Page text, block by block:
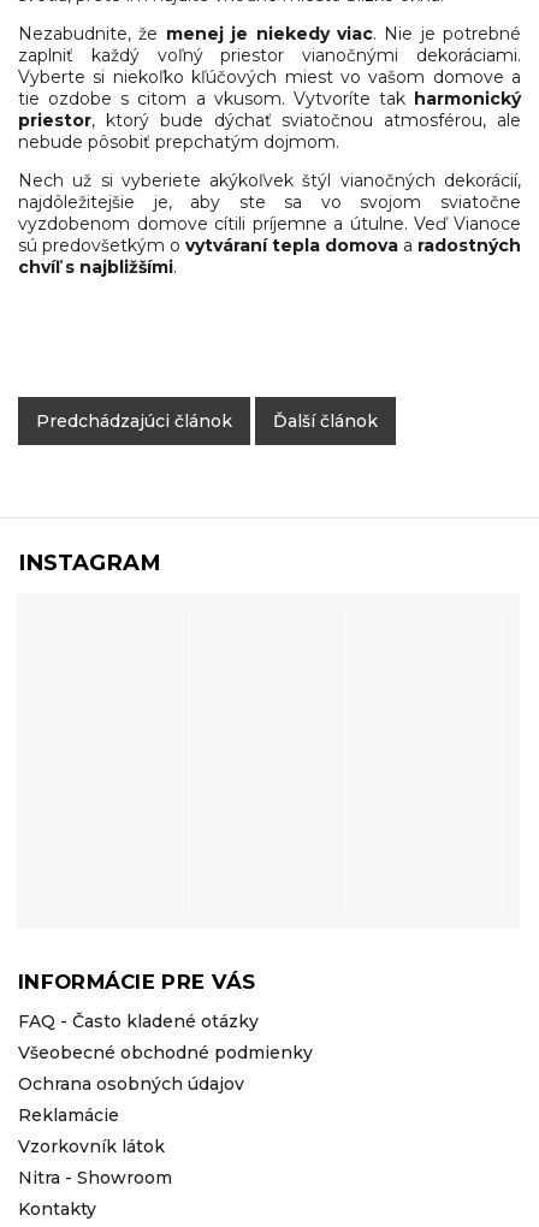
Nezabudnite, že menej je niekedy viac. Nie je potrebné
zaplniť každý voľný priestor vianočnými dekoráciami.
Vyberte si niekoľko kľúčových miest vo vašom domove a
tie ozdobe s citom a vkusom. Vytvoríte tak harmonický
priestor, ktorý bude dýchať sviatočnou atmosférou, ale
nebude pôsobiť prepchatým dojmom.
Nech už si vyberiete akýkoľvek štýl vianočných dekorácií,
najdôležitejšie je, aby ste sa vo svojom sviatočne
vyzdobenom domove cítili príjemne a útulne. Veď Vianoce
sú predovšetkým o vytváraní tepla domova a radostných
chvíľ s najbližšími.
Predchádzajúci článok Ďalší článok
INFORMÁCIE PRE VÁS
FAQ - Často kladené otázky
Všeobecné obchodné podmienky
Ochrana osobných údajov
Reklamácie
Vzorkovník látok
Nitra - Showroom
Kontakty
INSTAGRAM